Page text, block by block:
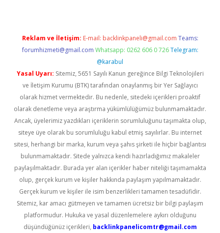
Reklam ve İletişim: E-mail: backlinkpaneli@gmail.com Teams:
forumhizmeti@gmail.com Whatsapp: 0262 606 0 726 Telegram:
@karabul
Yasal Uyarı: Sitemiz, 5651 Sayılı Kanun gereğince Bilgi Teknolojileri
ve İletişim Kurumu (BTK) tarafından onaylanmış bir Yer Sağlayıcı
olarak hizmet vermektedir. Bu nedenle, sitedeki içerikleri proaktif
olarak denetleme veya araştırma yükümlülüğümüz bulunmamaktadır.
Ancak, üyelerimiz yazdıkları içeriklerin sorumluluğunu taşımakta olup,
siteye üye olarak bu sorumluluğu kabul etmiş sayılırlar. Bu internet
sitesi, herhangi bir marka, kurum veya şahıs şirketi ile hiçbir bağlantısı
bulunmamaktadır. Sitede yalnızca kendi hazırladığımız makaleler
paylaşılmaktadır. Burada yer alan içerikler haber niteliği taşımamakta
olup, gerçek kurum ve kişiler hakkında paylaşım yapılmamaktadır.
Gerçek kurum ve kişiler ile isim benzerlikleri tamamen tesadüfidir.
Sitemiz, kar amacı gütmeyen ve tamamen ücretsiz bir bilgi paylaşım
platformudur. Hukuka ve yasal düzenlemelere aykırı olduğunu
düşündüğünüz içerikleri, backlinkpanelicomtr@gmail.com